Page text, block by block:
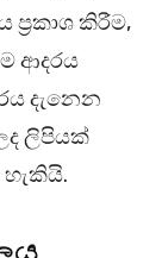
ප්‍රකාශ කිරීම,
ආදරය
දැනෙන
ලිපියක්